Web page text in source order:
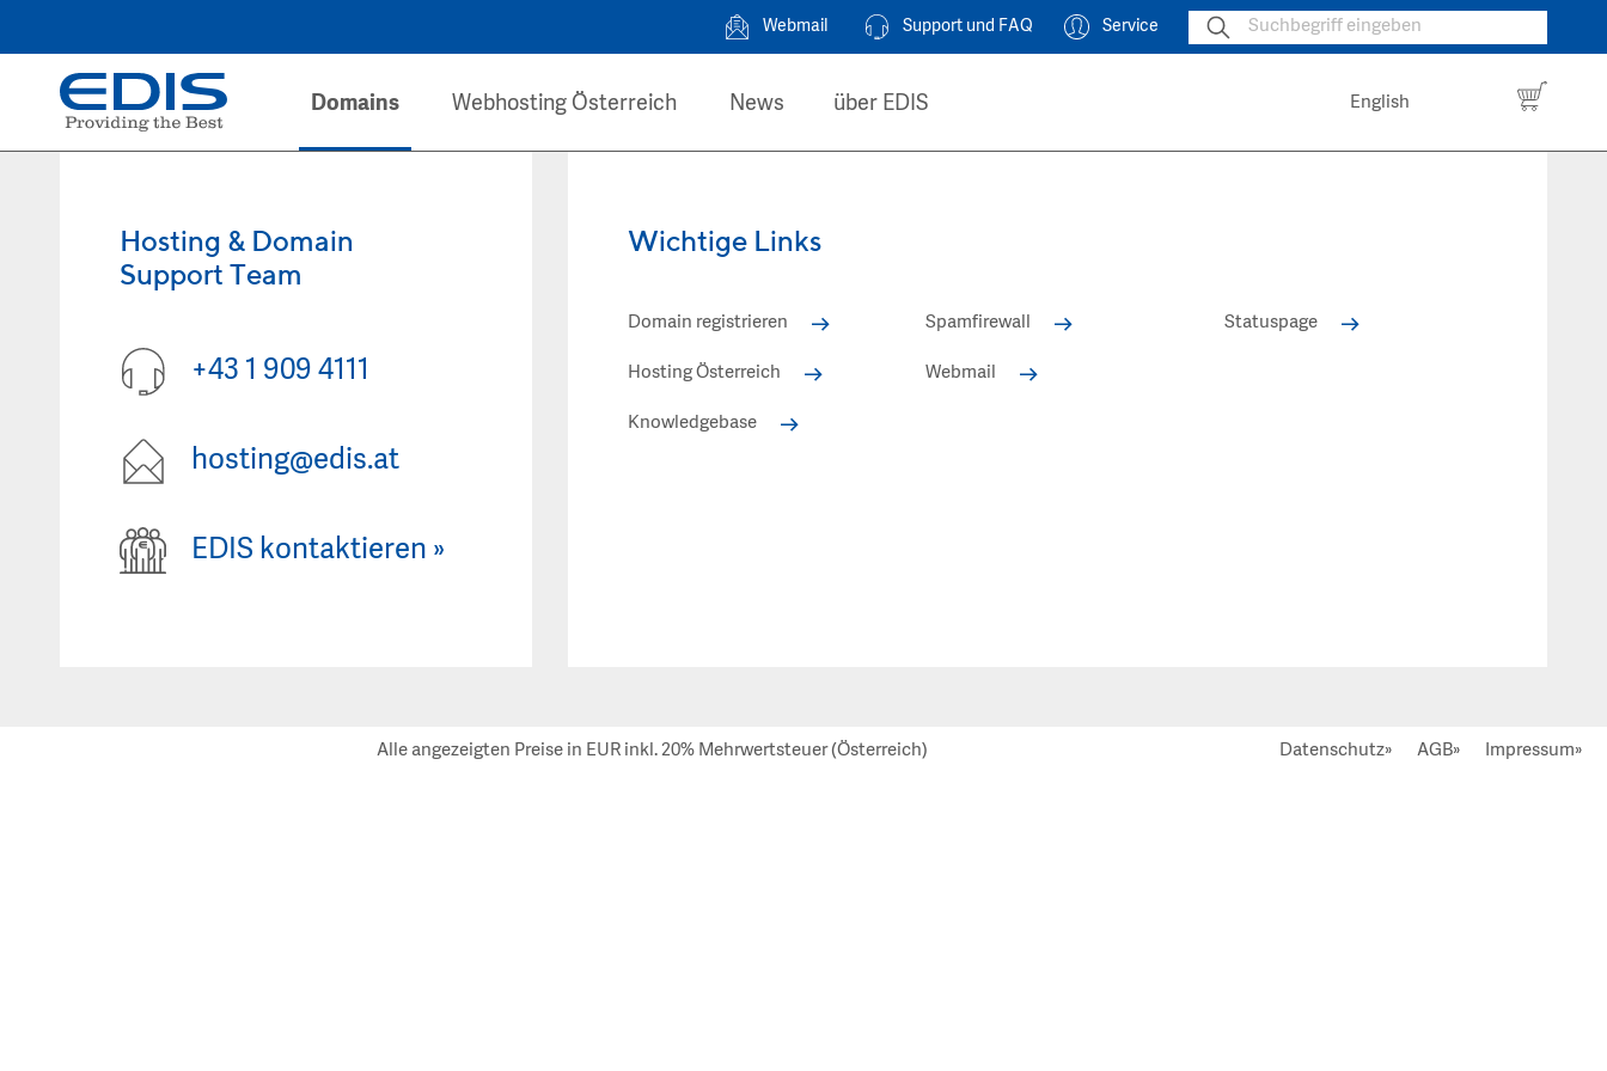
Webmail Support und FAQ Service
Domains Webhosting Österreich News über EDIS English
Hosting & Domain
Support Team
+43 1 909 4111
hosting@edis.at
EDIS kontaktieren »
Wichtige Links
Domain registrieren
Hosting Österreich
Knowledgebase
Spamfirewall
Webmail
Statuspage
Alle angezeigten Preise in EUR inkl. 20% Mehrwertsteuer (Österreich) Datenschutz» AGB» Impressum»